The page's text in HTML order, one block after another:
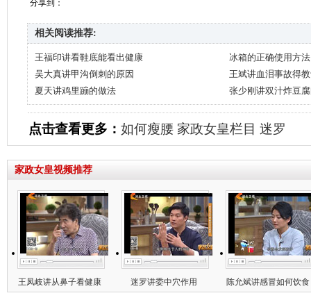
分享到：
相关阅读推荐:
王福印讲看鞋底能看出健康
冰箱的正确使用方法
吴大真讲甲沟倒刺的原因
王斌讲血泪事故得
夏天讲鸡里蹦的做法
张少刚讲双汁炸豆
点击查看更多： 如何瘦腰 家政女皇栏目 迷罗
家政女皇视频推荐
王凤岐讲从鼻子看健康 迷罗讲委中穴作用 陈允斌讲感冒如何饮食